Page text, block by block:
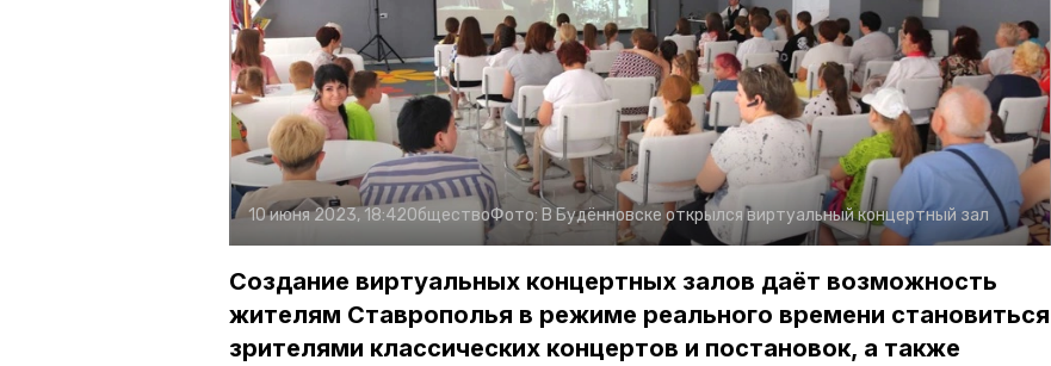
10 июня 2023, 18:42ОбществоФото: В Будённовске открылся виртуальный концертный зал
Создание виртуальных концертных залов даёт возможность
жителям Ставрополья в режиме реального времени становиться
зрителями классических концертов и постановок, а также